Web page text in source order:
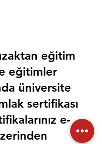
eğitim
eğitimler
üniversite
sertifikası
e-